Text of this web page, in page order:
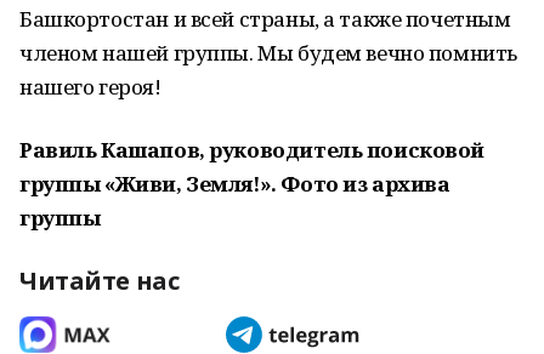
Башкортостан и всей страны, а также почетным
членом нашей группы. Мы будем вечно помнить
нашего героя!
Равиль Кашапов, руководитель поисковой
группы «Живи, Земля!». Фото из архива
группы
Читайте нас